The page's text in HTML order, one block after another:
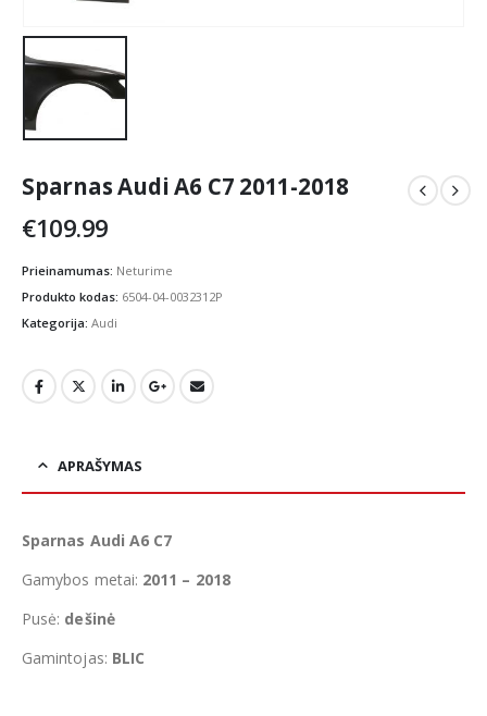
Sparnas Audi A6 C7 2011-2018
€109.99
Prieinamumas: Neturime
Produkto kodas: 6504-04-0032312P
Kategorija: Audi
APRAŠYMAS
Sparnas Audi A6 C7
Gamybos metai: 2011 – 2018
Pusė: dešinė
Gamintojas: BLIC